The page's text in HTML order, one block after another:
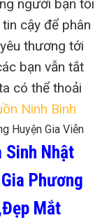
người bận tối
cậy để phân
thương tới
bạn vẫn tắt
có thể thoải
Ninh Bình
Sinh Nhật
Phương
Mắt